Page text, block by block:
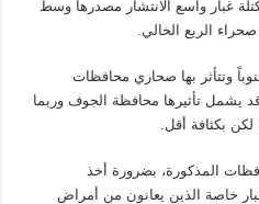
غبار واسع الانتشار مصدرها وسط
الربع الخالي.
وتتأثر بها صحاري محافظات
يشمل تأثيرها محافظة الجوف وربما
بكثافة أقل.
المذكورة، بضرورة أخذ
خاصة الذين يعانون من أمراض